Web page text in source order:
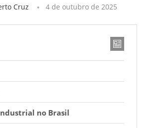
Cruz 4 de outubro de 2025
no Brasil